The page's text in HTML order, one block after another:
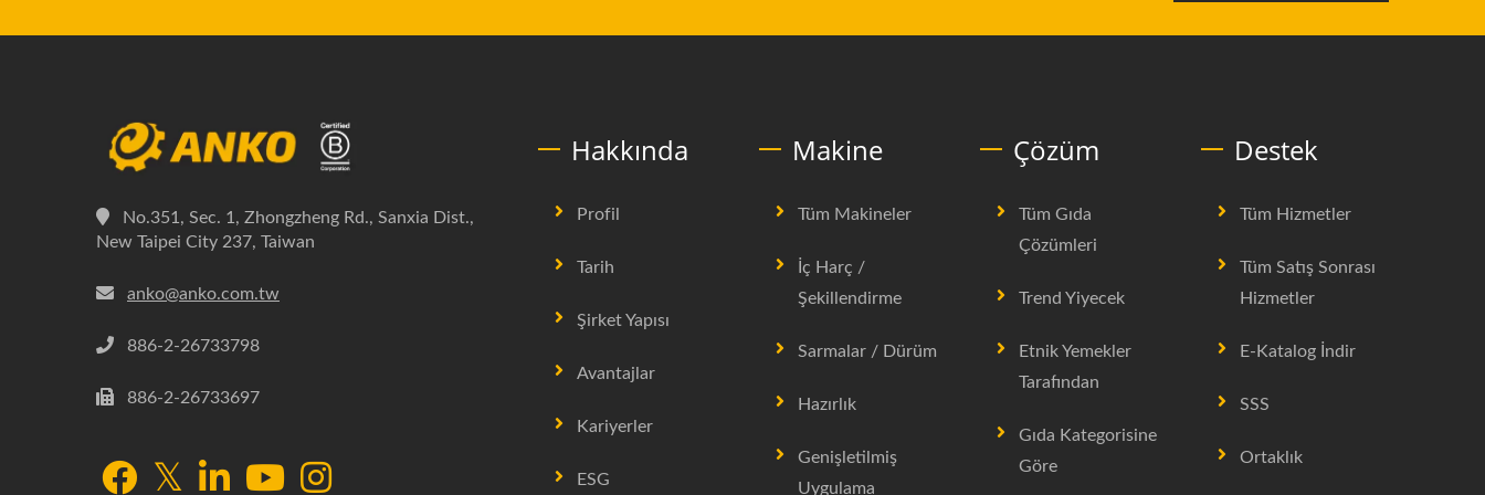
Standımızı ziyaret etmeyi
simgesine tıklayın. Bir ziyaret
ayarlayacağız ve size yardımcı olması
atayacağız.
No.351, Sec. 1, Zhongzheng Rd., Sanxia Dist.,
New Taipei City 237, Taiwan
anko@anko.com.tw
886-2-26733798
886-2-26733697
Hakkında
Profil
Tarih
Şirket Yapısı
Avantajlar
Kariyerler
ESG
Makine
Tüm Makineler
İç Harç /
Şekillendirme
Sarmalar / Dürüm
Hazırlık
Genişletilmiş
Uygulama
Çözüm
Tüm Gıda
Çözümleri
Trend Yiyecek
Etnik Yemekler
Tarafından
Gıda Kategorisine
Göre
Destek
Tüm Hizmetler
Tüm Satış Sonrası
Hizmetler
E-Katalog İndir
SSS
Ortaklık